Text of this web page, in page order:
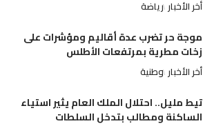
أخر الأخبار رياضة
موجة حر تضرب عدة أقاليم ومؤشرات على
زخات مطرية بمرتفعات الأطلس
أخر الأخبار وطنية
تيط مليل.. احتلال الملك العام يثير استياء
الساكنة ومطالب بتدخل السلطات